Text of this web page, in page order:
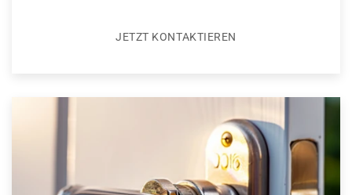
JETZT KONTAKTIEREN